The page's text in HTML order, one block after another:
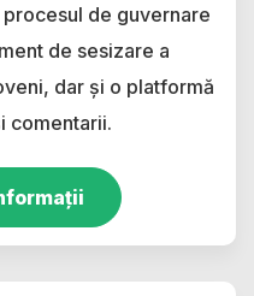
de guvernare
de sesizare a
dar și o platformă
comentarii.